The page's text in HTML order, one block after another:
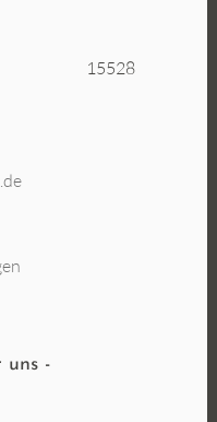
7c 15528
uns